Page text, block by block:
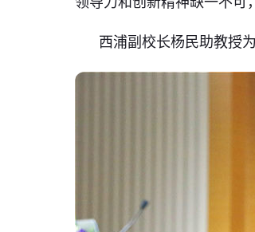
西浦副校长杨民助教授